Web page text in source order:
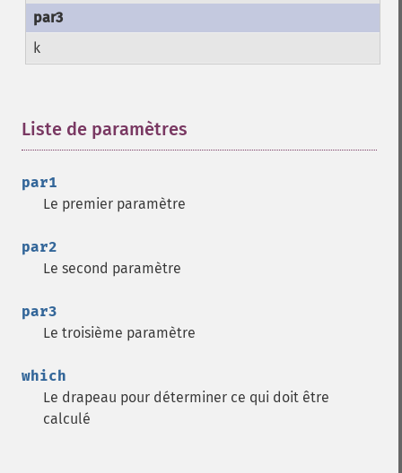
k
Liste de paramètres
par1
Le premier paramètre
par2
Le second paramètre
par3
Le troisième paramètre
which
Le drapeau pour déterminer ce qui doit être
calculé